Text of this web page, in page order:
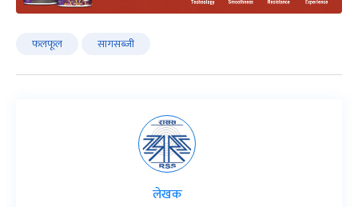
फलफूल सागसब्जी
लेखक